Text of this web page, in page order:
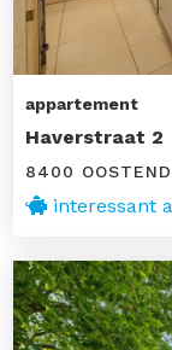
appartement
Haverstraat 2
8400
interessant